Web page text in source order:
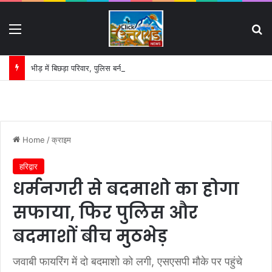
भीड़ में बिछड़ा परिवार, पुलिस बनी उम्मीद की डोर:
Home /क्राइम
हरिद्वार
धर्मनगरी से बदमाशो का होगा
सफाया, फिर पुलिस और
बदमाशों बीच मुठभेड़
जवाबी फायरिंग में दो बदमाशो को लगी, एसएसपी मौके पर पहुंचे